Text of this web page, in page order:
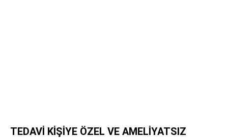
TEDAVİ KİŞİYE ÖZEL VE AMELİYATSIZ